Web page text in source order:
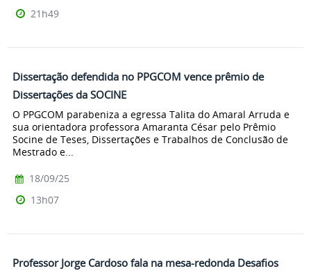
21h49
Dissertação defendida no PPGCOM vence prêmio de
Dissertações da SOCINE
O PPGCOM parabeniza a egressa Talita do Amaral Arruda e
sua orientadora professora Amaranta César pelo Prêmio
Socine de Teses, Dissertações e Trabalhos de Conclusão de
Mestrado e...
18/09/25
13h07
Professor Jorge Cardoso fala na mesa-redonda Desafios